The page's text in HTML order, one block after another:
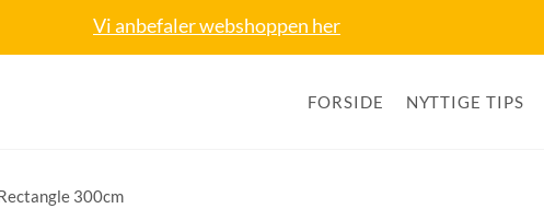
Vi anbefaler webshoppen her
FORSIDE NYTTIGE TIPS
300cm